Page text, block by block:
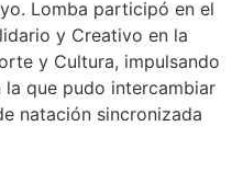
Lomba participó en el
y Creativo en la
y Cultura, impulsando
que pudo intercambiar
natación sincronizada